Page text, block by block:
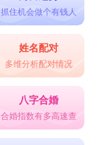
抓住机会做个有钱人
姓名配对
多维分析配对情况
八字合婚
合婚指数有多高速查